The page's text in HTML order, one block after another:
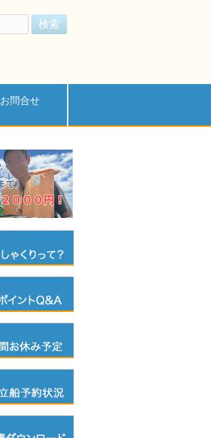
お問合せ